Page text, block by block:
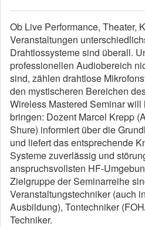
Ob Live Performance, Theater,
Veranstaltungen
Drahtlossysteme sind überall.
professionellen Audiobereich
sind, zählen drahtlose
den mystischeren Bereichen
Wireless Mastered Seminar
bringen: Dozent Marcel Krepp
Shure) informiert über die
und liefert das entsprechende
Systeme zuverlässig und
anspruchsvollsten HF-
Zielgruppe der Seminarreihe
Veranstaltungstechniker (auch in
Ausbildung), Tontechniker
Techniker.